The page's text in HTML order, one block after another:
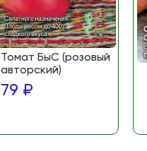
Томат БыС (розовый
авторский)
79 ₽